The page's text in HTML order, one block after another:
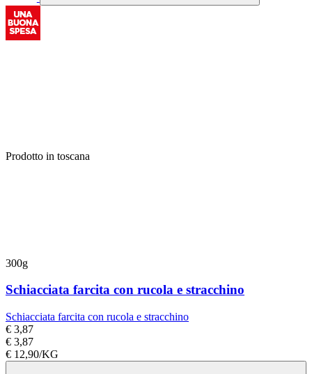
Prodotto in toscana
300g
Schiacciata farcita con rucola e stracchino
Schiacciata farcita con rucola e stracchino
€ 3,87
€ 3,87
€ 12,90/KG